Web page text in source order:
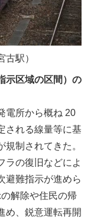
駅）
示区域の区間）の
電所から概ね 20
される線量等に基
制されてきた。
ラの復旧などによ
避難指示が進めら
解除や住民の帰
め、鋭意運転再開